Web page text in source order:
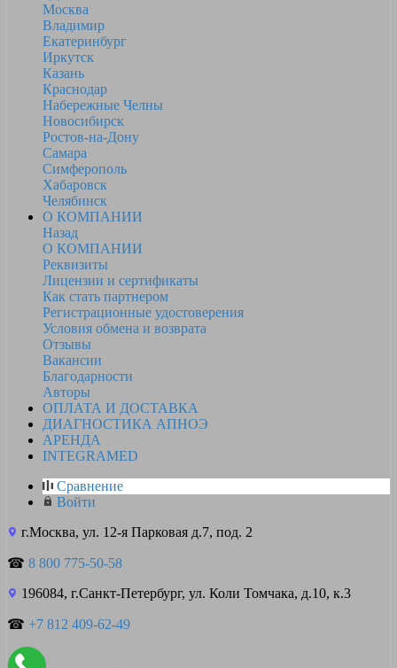
Москва
Владимир
Екатеринбург
Иркутск
Казань
Краснодар
Набережные Челны
Новосибирск
Ростов-на-Дону
Самара
Симферополь
Хабаровск
Челябинск
О КОМПАНИИ
Назад
О КОМПАНИИ
Реквизиты
Лицензии и сертификаты
Как стать партнером
Регистрационные удостоверения
Условия обмена и возврата
Отзывы
Вакансии
Благодарности
Авторы
ОПЛАТА И ДОСТАВКА
ДИАГНОСТИКА АПНОЭ
АРЕНДА
INTEGRAMED
Сравнение
Войти
г.Москва, ул. 12-я Парковая д.7, под. 2
☎ 8 800 775-50-58
196084, г.Санкт-Петербург, ул. Коли Томчака, д.10, к.3
☎ +7 812 409-62-49